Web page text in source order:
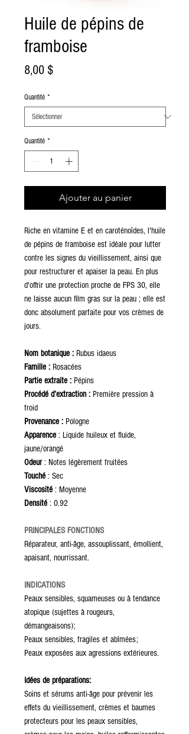
Huile de pépins de
framboise
8,00 $Prix
Quantité *
Quantité *
Ajouter au panier
Riche en vitamine E et en caroténoïdes, l'huile
de pépins de framboise est idéale pour lutter
contre les signes du vieillissement, ainsi que
pour restructurer et apaiser la peau. En plus
d'offrir une protection proche de FPS 30, elle
ne laisse aucun film gras sur la peau ; elle est
donc absolument parfaite pour vos crèmes de
jours.
Nom botanique : Rubus idaeus
Famille : Rosacées
Partie extraite : Pépins
Procédé d’extraction : Première pression à
froid
Provenance : Pologne
Apparence : Liquide huileux et fluide,
jaune/orangé
Odeur: Notes légèrement fruitées
Touché : Sec
Viscosité : Moyenne
Densité : 0.92
PRINCIPALES FONCTIONS
Réparateur, anti-âge, assouplissant, émollient,
apaisant, nourrissant.
INDICATIONS
Peaux sensibles, squameuses ou à tendance
atopique (sujettes à rougeurs,
démangeaisons);
Peaux sensibles, fragiles et abîmées;
Peaux exposées aux agressions extérieures.
Idées de préparations:
Soins et sérums anti-âge pour prévenir les
effets du vieillissement, crèmes et baumes
protecteurs pour les peaux sensibles,